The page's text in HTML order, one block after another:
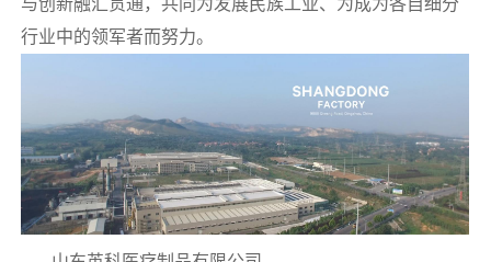
与创新融汇贯通，共同为发展民族工业、为成为各自细分
行业中的领军者而努力。